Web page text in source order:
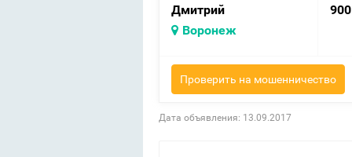
Дмитрий
Воронеж
Проверить на мошенничество
Дата объявления: 13.09.2017